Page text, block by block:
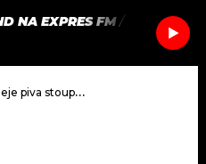
JAK
SEZNAM.CZ
NA EXPRES FM/ SOFIA
zdražování, Ukrajinci staví náhradu za Rusy zničený obří letoun Mrija